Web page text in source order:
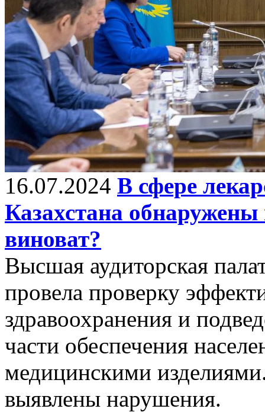
16.07.2024 В сфере
Казахстана
виноват?
Высшая аудиторская
провела проверку
здравоохранения и
части обеспечения
медицинскими
выявлены нарушения.